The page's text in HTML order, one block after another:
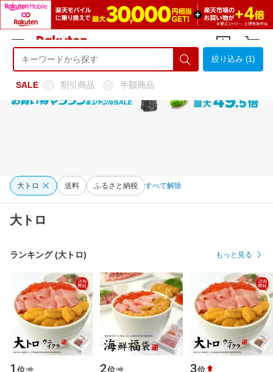
ようこそ 楽天市場へ ログイン
絞り込み (1)
SALE 割引商品 半額商品
大トロ 送料 ふるさと納税 すべて解除
大トロ
ランキング (大トロ) もっと見る
1 位 2位 3位